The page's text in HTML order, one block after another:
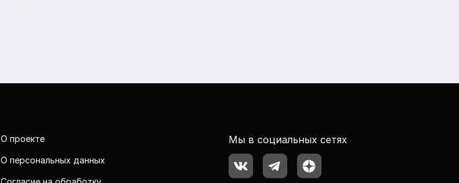
О проекте
О персональных данных
Мы в социальных сетях